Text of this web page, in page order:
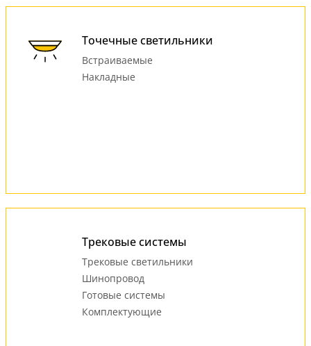
Точечные светильники
Встраиваемые
Накладные
Трековые системы
Трековые светильники
Шинопровод
Готовые системы
Комплектующие